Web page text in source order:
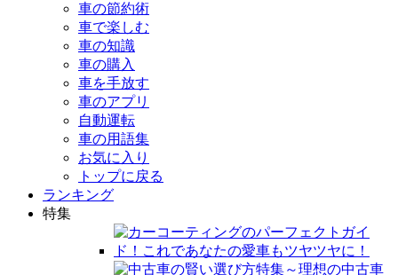
車の節約術
車で楽しむ
車の知識
車の購入
車を手放す
車のアプリ
自動運転
車の用語集
お気に入り
トップに戻る
ランキング
特集